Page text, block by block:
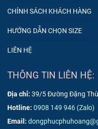
CHÍNH SÁCH KHÁCH HÀNG
HƯỚNG DẪN CHỌN SIZE
LIÊN HỆ
THÔNG TIN LIÊN HỆ:
Địa chỉ: 39/5 Đường Đặng
Hotline: 0908 149 946 (Zalo)
Email: